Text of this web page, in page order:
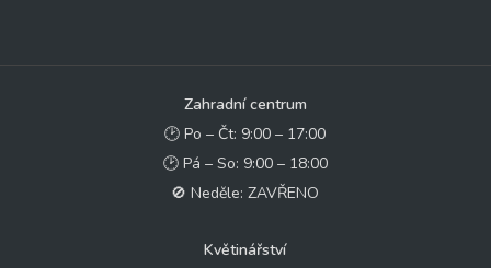
Zahradní centrum
🕑 Po – Čt: 9:00 – 17:00
🕑 Pá – So: 9:00 – 18:00
🚫 Neděle: ZAVŘENO
Květinářství